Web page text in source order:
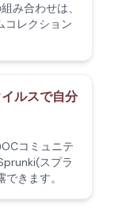
み合わせは、
コレクション
ルスで自分
コミュニテ
スプラ
きます。